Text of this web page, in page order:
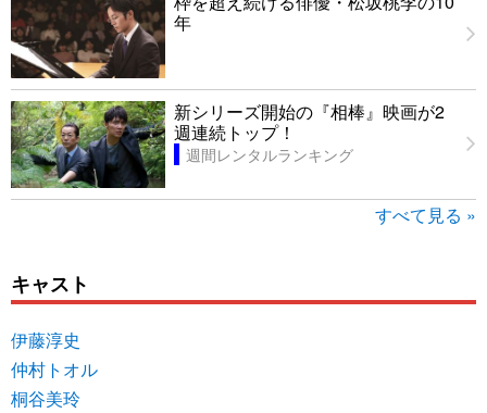
年
新シリーズ開始の『相棒』映画が2
週連続トップ！
週間レンタルランキング
すべて見る »
キャスト
伊藤淳史
仲村トオル
桐谷美玲